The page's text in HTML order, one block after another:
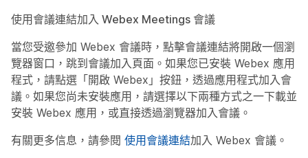
使用會議連結加入 Webex Meetings 會議
當您受邀參加 Webex 會議時，點擊會議連結將開啟一個瀏
覽器窗口，跳到會議加入頁面。如果您已安裝 Webex 應用
程式，請點選「開啟 Webex」按鈕，透過應用程式加入會
議。如果您尚未安裝應用，請選擇以下兩種方式之一下載並
安裝 Webex 應用，或直接透過瀏覽器加入會議。
有關更多信息，請參閱 使用會議連結加入 Webex 會議。